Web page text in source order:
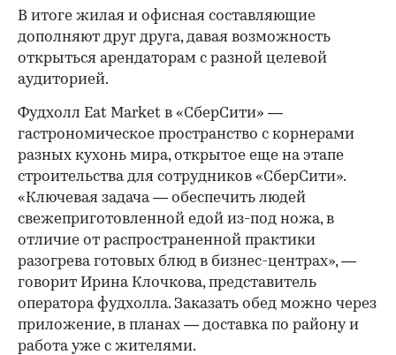
В итоге жилая и офисная составляющие
дополняют друг друга, давая возможность
открыться арендаторам с разной целевой
аудиторией.
Фудхолл Eat Market в «СберСити» —
гастрономическое пространство с корнерами
разных кухонь мира, открытое еще на этапе
строительства для сотрудников «СберСити».
«Ключевая задача — обеспечить людей
свежеприготовленной едой из-под ножа, в
отличие от распространенной практики
разогрева готовых блюд в бизнес-центрах», —
говорит Ирина Клочкова, представитель
оператора фудхолла. Заказать обед можно через
приложение, в планах — доставка по району и
работа уже с жителями.